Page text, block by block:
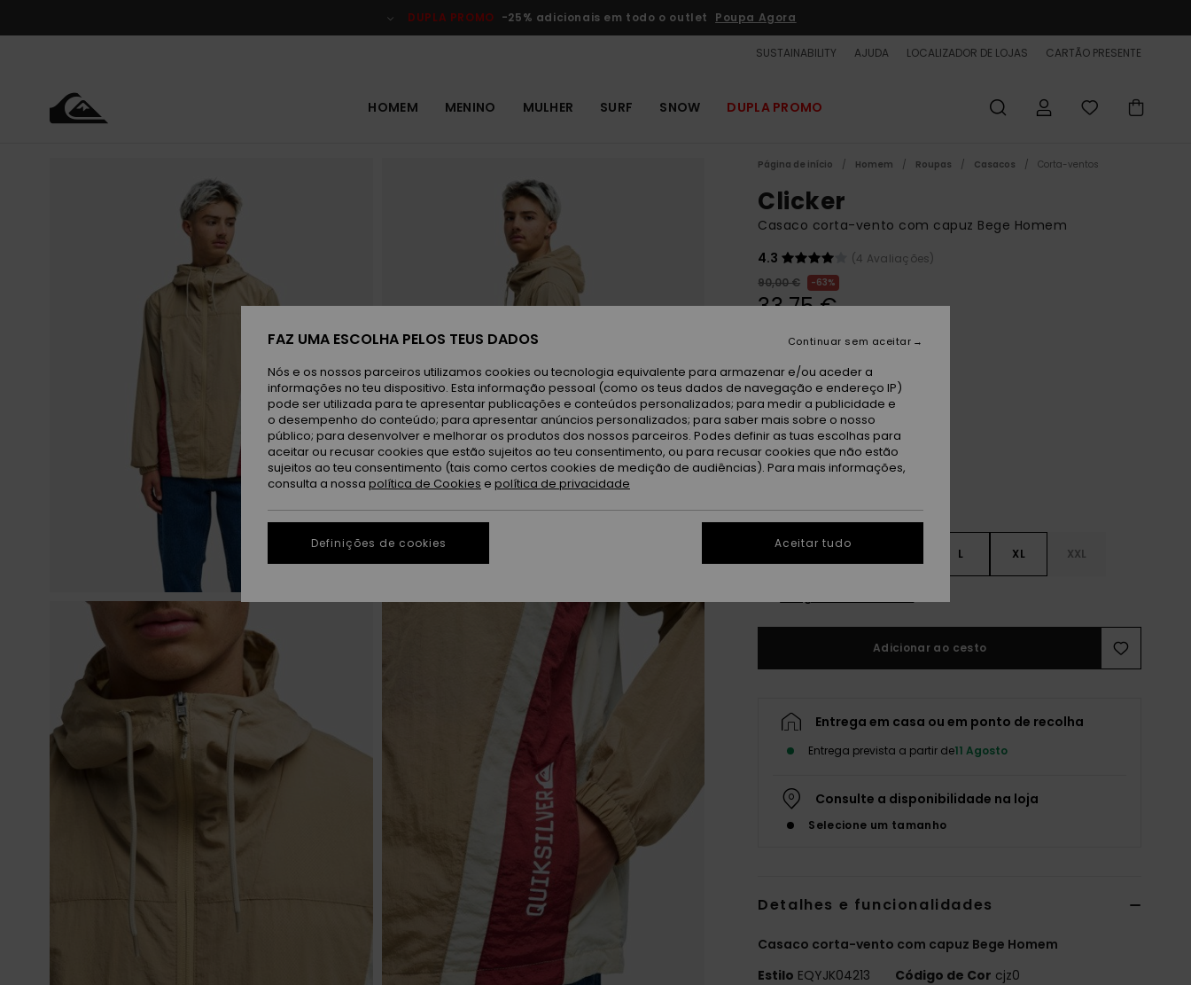
do
DUPLA PROMO -25% adicionais em todo o outlet Poupa Agora
SUSTAINABILITY AJUDA LOCALIZADOR DE LOJAS CARTÃO PRESENTE
HOMEM MENINO MULHER SURF SNOW DUPLA PROMO
Página de início Homem Roupas Casacos Corta-ventos
Clicker
Casaco corta-vento com capuz Bege Homem
4.3
(4 Avaliações)
90,00 €
63%
33,75 €
CorKhaki
L XL XXL
Adicionar ao cesto
Entrega em casa ou em ponto de recolha
Entrega prevista a partir de11 Agosto
Consulte a disponibilidade na loja
Selecione um tamanho
Detalhes e funcionalidades
Casaco corta-vento com capuz Bege Homem
Estilo EQYJK04213 Código de Cor cjz0
FAZ UMA ESCOLHA PELOS TEUS DADOS
Nós e os nossos parceiros utilizamos cookies ou tecnologia equivalente para armazenar e/ou aceder a
informações no teu dispositivo. Esta informação pessoal (como os teus dados de navegação e endereço IP)
pode ser utilizada para te apresentar publicações e conteúdos personalizados; para medir a publicidade e
o desempenho do conteúdo; para apresentar anúncios personalizados; para saber mais sobre o nosso
público; para desenvolver e melhorar os produtos dos nossos parceiros. Podes definir as tuas escolhas para
aceitar ou recusar cookies que estão sujeitos ao teu consentimento, ou para recusar cookies que não estão
sujeitos ao teu consentimento (tais como certos cookies de medição de audiências). Para mais informações,
consulta a nossa política de Cookies e política de privacidade
Definições de cookies
Continuar sem aceitar
Aceitar tudo